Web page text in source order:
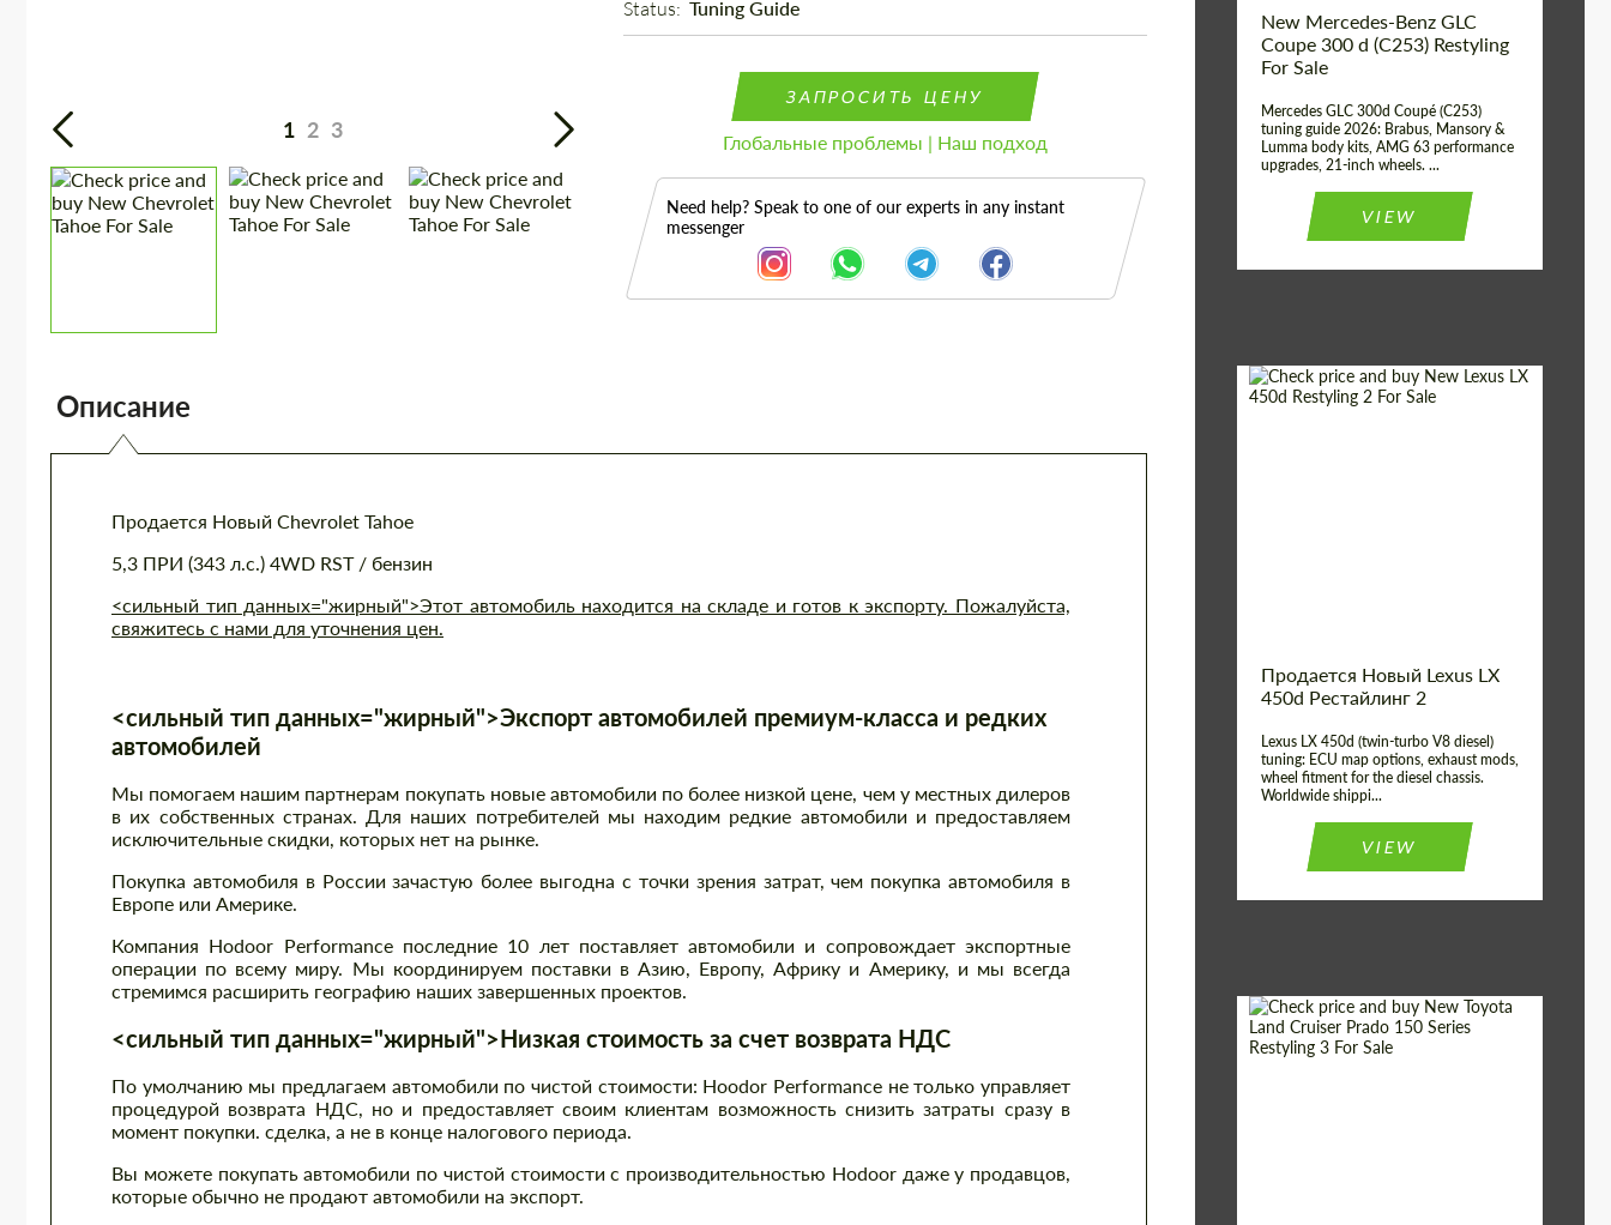
1 2 3
Status: Tuning Guide
ЗАПРОСИТЬ ЦЕНУ
Глобальные проблемы | Наш подход
Need help? Speak to one of our experts in any instant
messenger
Описание
Продается Новый Chevrolet Tahoe
5,3 ПРИ (343 л.с.) 4WD RST / бензин
<сильный тип данных="жирный">Этот автомобиль находится на складе и готов к экспорту. Пожалуйста,
свяжитесь с нами для уточнения цен.
<сильный тип данных="жирный">Экспорт автомобилей премиум-класса и редких
автомобилей
Мы помогаем нашим партнерам покупать новые автомобили по более низкой цене, чем у местных дилеров
в их собственных странах. Для наших потребителей мы находим редкие автомобили и предоставляем
исключительные скидки, которых нет на рынке.
Покупка автомобиля в России зачастую более выгодна с точки зрения затрат, чем покупка автомобиля в
Европе или Америке.
Компания Hodoor Performance последние 10 лет поставляет автомобили и сопровождает экспортные
операции по всему миру. Мы координируем поставки в Азию, Европу, Африку и Америку, и мы всегда
стремимся расширить географию наших завершенных проектов.
<сильный тип данных="жирный">Низкая стоимость за счет возврата НДС
По умолчанию мы предлагаем автомобили по чистой стоимости: Hoodor Performance не только управляет
процедурой возврата НДС, но и предоставляет своим клиентам возможность снизить затраты сразу в
момент покупки. сделка, а не в конце налогового периода.
Вы можете покупать автомобили по чистой стоимости с производительностью Hodoor даже у продавцов,
которые обычно не продают автомобили на экспорт.
New Mercedes-Benz GLC
Coupe 300 d (C253) Restyling
For Sale
Mercedes GLC 300d Coupé (C253)
tuning guide 2026: Brabus, Mansory &
Lumma body kits, AMG 63 performance
upgrades, 21-inch wheels. ...
VIEW
Продается Новый Lexus LX
450d Рестайлинг 2
Lexus LX 450d (twin-turbo V8 diesel)
tuning: ECU map options, exhaust mods,
wheel fitment for the diesel chassis.
Worldwide shippi...
VIEW